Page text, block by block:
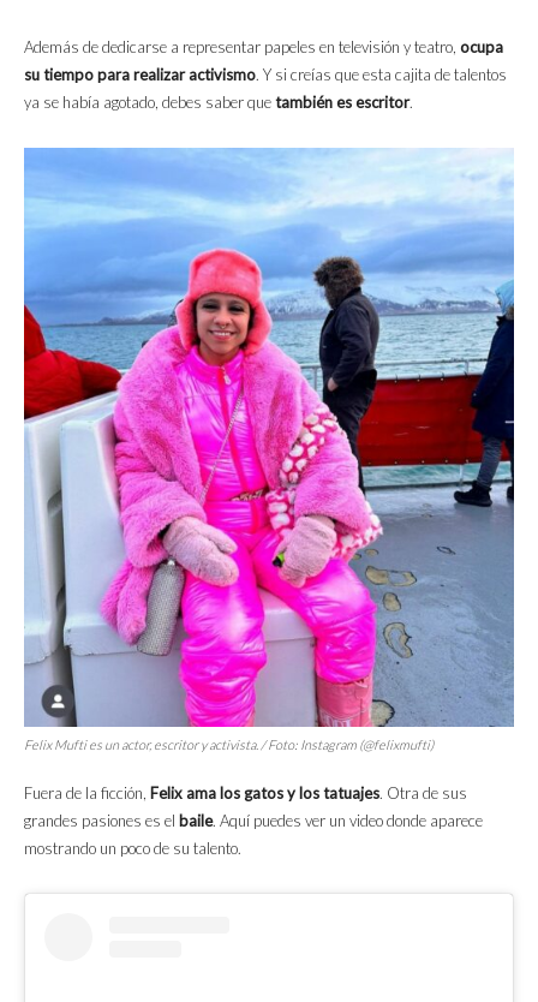
Además de dedicarse a representar papeles en televisión y teatro, ocupa
su tiempo para realizar activismo. Y si creías que esta cajita de talentos
ya se había agotado, debes saber quetambién es escritor.
Felix Mufti es un actor, escritor y activista. / Foto: Instagram (@felixmufti)
Fuera de la ficción, Felix ama los gatos y los tatuajes. Otra de sus
grandes pasiones es el baile. Aquí puedes ver un video donde aparece
mostrando un poco de su talento.